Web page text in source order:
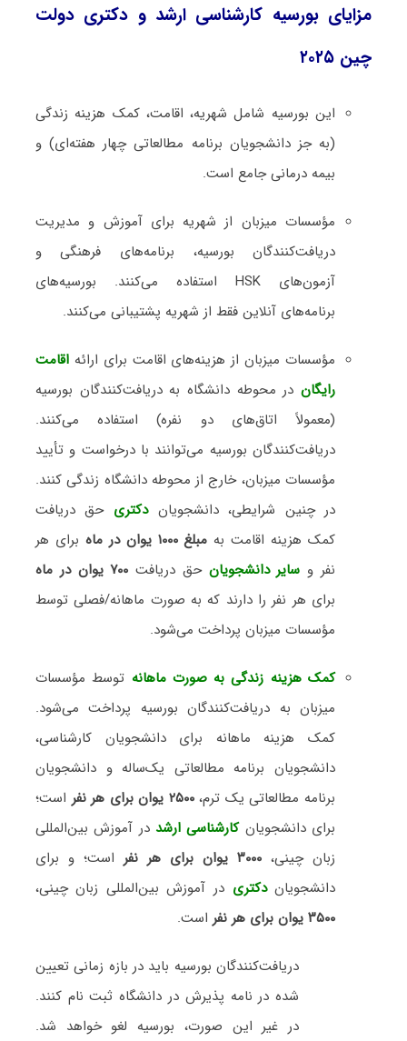
مزایای بورسیه کارشناسی ارشد و دکتری دولت
چین ۲۰۲۵
این بورسیه شامل شهریه، اقامت، کمک هزینه زندگی
(به جز دانشجویان برنامه مطالعاتی چهار هفته‌ای) و
بیمه درمانی جامع است.
مؤسسات میزبان از شهریه برای آموزش و مدیریت
دریافت‌کنندگان بورسیه، برنامه‌های فرهنگی و
آزمون‌های HSK استفاده می‌کنند. بورسیه‌های
برنامه‌های آنلاین فقط از شهریه پشتیبانی می‌کنند.
مؤسسات میزبان از هزینه‌های اقامت برای ارائهاقامت
رایگان در محوطه دانشگاه به دریافت‌کنندگان بورسیه
(معمولاً اتاق‌های دو نفره) استفاده می‌کنند.
دریافت‌کنندگان بورسیه می‌توانند با درخواست و تأیید
مؤسسات میزبان، خارج از محوطه دانشگاه زندگی کنند.
در چنین شرایطی، دانشجویاندکتری حق دریافت
کمک هزینه اقامت به مبلغ ۱۰۰۰ یوان در ماه
برای هر
نفر و سایر دانشجویان حق دریافت ۷۰۰ یوان در ماه
برای هر نفر را دارند که به صورت ماهانه/فصلی توسط
مؤسسات میزبان پرداخت می‌شود.
کمک هزینه زندگی به صورت ماهانه توسط مؤسسات
میزبان به دریافت‌کنندگان بورسیه پرداخت می‌شود.
کمک هزینه ماهانه برای دانشجویان کارشناسی،
دانشجویان برنامه مطالعاتی یک‌ساله و دانشجویان
برنامه مطالعاتی یک ترم،۲۵۰۰ یوان برای هر نفر
است؛
برای دانشجویان کارشناسی ارشد در آموزش بین‌المللی
زبان چینی، ۳۰۰۰ یوان برای هر نفر
است؛ و برای
دانشجویاندکتری در آموزش بین‌المللی زبان چینی،
۳۵۰۰ یوان برای هر نفر
است.
دریافت‌کنندگان بورسیه باید در بازه زمانی تعیین
شده در نامه پذیرش در دانشگاه ثبت نام کنند.
در غیر این صورت، بورسیه لغو خواهد شد.